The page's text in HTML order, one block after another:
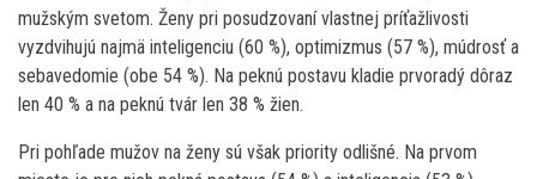
mužským svetom. Ženy pri posudzovaní vlastnej príťažlivosti
vyzdvihujú najmä inteligenciu (60 %), optimizmus (57 %), múdrosť a
sebavedomie (obe 54 %). Na peknú postavu kladie prvoradý dôraz
len 40 % a na peknú tvár len 38 % žien.
Pri pohľade mužov na ženy sú však priority odlišné. Na prvom